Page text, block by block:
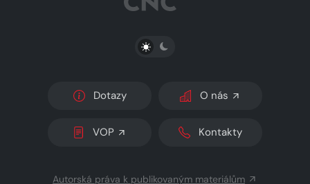
PŘEPNOUT SVĚTLÝ/TMAVÝ REŽIM
Dotazy O nás
VOP Kontakty
Autorská práva k publikovaným materiálům